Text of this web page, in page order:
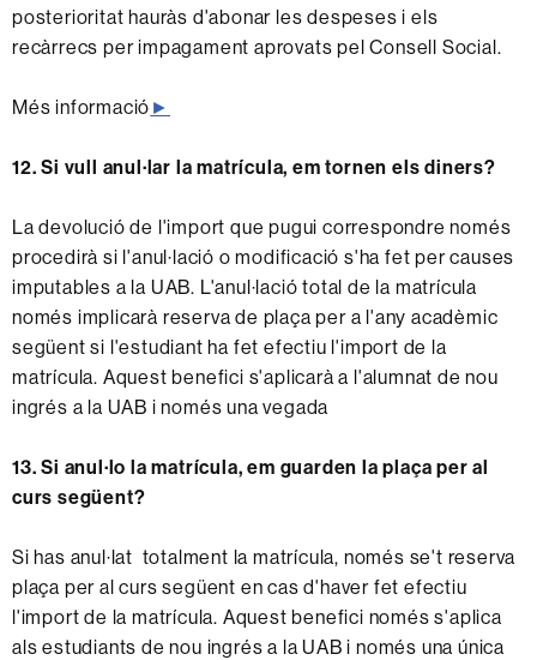
posterioritat hauràs d'abonar les despeses i els
recàrrecs per impagament aprovats pel Consell Social.
Més informació ►
12. Si vull anul·lar la matrícula, em tornen els diners?
La devolució de l'import que pugui correspondre només
procedirà si l'anul·lació o modificació s'ha fet per causes
imputables a la UAB. L'anul·lació total de la matrícula
només implicarà reserva de plaça per a l'any acadèmic
següent si l'estudiant ha fet efectiu l'import de la
matrícula. Aquest benefici s'aplicarà a l'alumnat de nou
ingrés a la UAB i només una vegada
13. Si anul·lo la matrícula, em guarden la plaça per al
curs següent?
Si has anul·lat totalment la matrícula, només se't reserva
plaça per al curs següent en cas d'haver fet efectiu
l'import de la matrícula. Aquest benefici només s'aplica
als estudiants de nou ingrés a la UAB i només una única